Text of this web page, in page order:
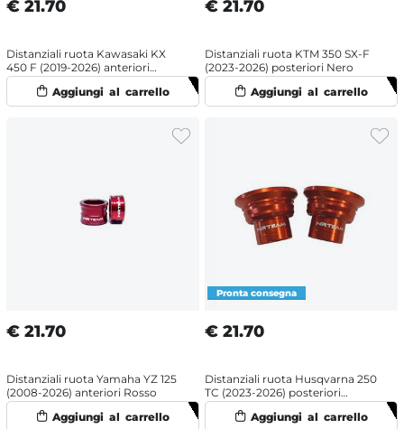
€ 21.70
Distanziali ruota Kawasaki KX
450 F (2019-2026) anteriori
Verde
€ 21.70
Distanziali ruota KTM 350 SX-F
(2023-2026) posteriori Nero
€ 21.70
Distanziali ruota Yamaha YZ 125
(2008-2026) anteriori Rosso
€ 21.70
Distanziali ruota Husqvarna 250
TC (2023-2026) posteriori
Arancione